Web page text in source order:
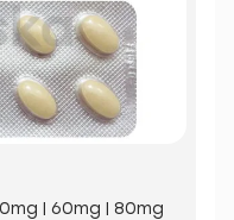
| 60mg | 80mg